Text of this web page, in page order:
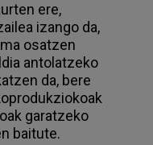
ere,
izango da,
osatzen
antolatzeko
da, bere
garatzeko
baitute.